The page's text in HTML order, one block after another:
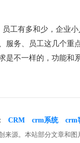
工有多和少，企业
服务、员工这几个
是不一样的，功能和
CRM crm系统
crm
来源。本站部分文章和